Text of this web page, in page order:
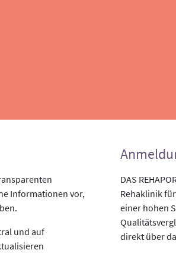
Informationen vor,
und auf
DAS
Rehaklinik
einer hohen
direkt über